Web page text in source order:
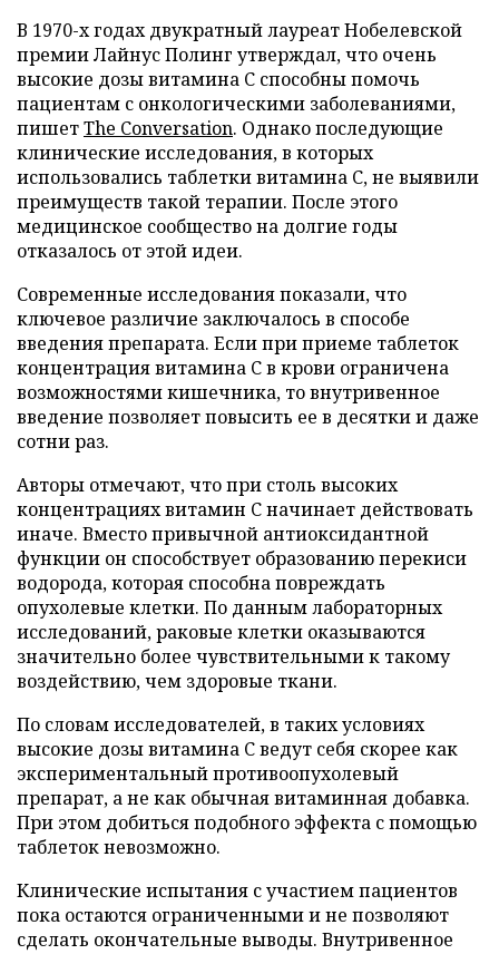
В 1970-х годах двукратный лауреат Нобелевской
премии Лайнус Полинг утверждал, что очень
высокие дозы витамина C способны помочь
пациентам с онкологическими заболеваниями,
пишетThe Conversation. Однако последующие
клинические исследования, в которых
использовались таблетки витамина C, не выявили
преимуществ такой терапии. После этого
медицинское сообщество на долгие годы
отказалось от этой идеи.
Современные исследования показали, что
ключевое различие заключалось в способе
введения препарата. Если при приеме таблеток
концентрация витамина C в крови ограничена
возможностями кишечника, то внутривенное
введение позволяет повысить ее в десятки и даже
сотни раз.
Авторы отмечают, что при столь высоких
концентрациях витамин C начинает действовать
иначе. Вместо привычной антиоксидантной
функции он способствует образованию перекиси
водорода, которая способна повреждать
опухолевые клетки. По данным лабораторных
исследований, раковые клетки оказываются
значительно более чувствительными к такому
воздействию, чем здоровые ткани.
По словам исследователей, в таких условиях
высокие дозы витамина C ведут себя скорее как
экспериментальный противоопухолевый
препарат, а не как обычная витаминная добавка.
При этом добиться подобного эффекта с помощью
таблеток невозможно.
Клинические испытания с участием пациентов
пока остаются ограниченными и не позволяют
сделать окончательные выводы. Внутривенное